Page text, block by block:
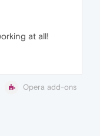
at all!
Opera add-ons